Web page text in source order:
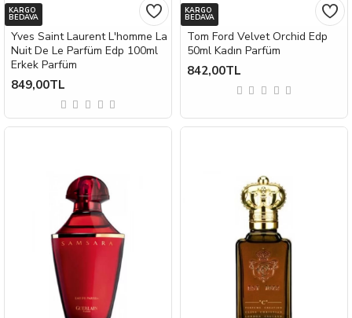
KARGO
BEDAVA
Yves Saint Laurent L'homme La
Nuit De Le Parfüm Edp 100ml
Erkek Parfüm
849,00TL
KARGO
BEDAVA
Tom Ford Velvet Orchid Edp
50ml Kadın Parfüm
842,00TL